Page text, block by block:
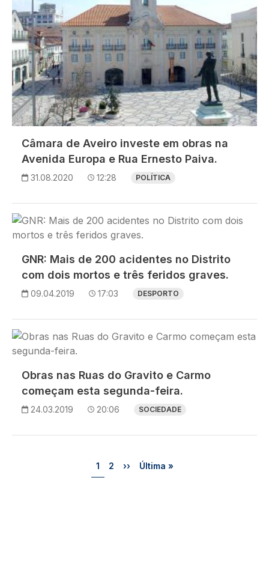
Câmara de Aveiro investe em obras na
Avenida Europa e Rua Ernesto Paiva.
31.08.2020 12:28 POLÍTICA
Imagem
GNR: Mais de 200 acidentes no Distrito
com dois mortos e três feridos graves.
09.04.2019 17:03 DESPORTO
Imagem
Obras nas Ruas do Gravito e Carmo
começam esta segunda-feira.
24.03.2019 20:06 SOCIEDADE
Página
1 Página
2 Próxima página
›› Última página
Última »